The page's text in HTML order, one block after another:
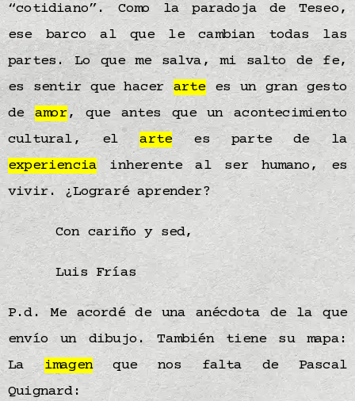
“cotidiano”. Como la paradoja de Teseo,
ese barco al que le cambian todas las
partes. Lo que me salva, mi salto de fe,
es sentir que hacerartees un gran gesto
de amor, que antes que un acontecimiento
cultural, elartees parte de la
experiencia inherente al ser humano, es
vivir. ¿Lograré aprender?
Con cariño y sed,
Luis Frías
P.d. Me acordé de una anécdota de la que
envío un dibujo. También tiene su mapa:
La imagenque nos falta de Pascal
Quignard: